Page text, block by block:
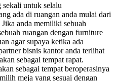
untuk selalu
ada di ruangan anda mulai dari
anda memiliki sebuah
ruangan dengan furniture
agar supaya ketika ada
bisnis kantor anda terlihat
sebagai tempat rapat.
sebagai tempat beroperasinya
meja yang sesuai dengan